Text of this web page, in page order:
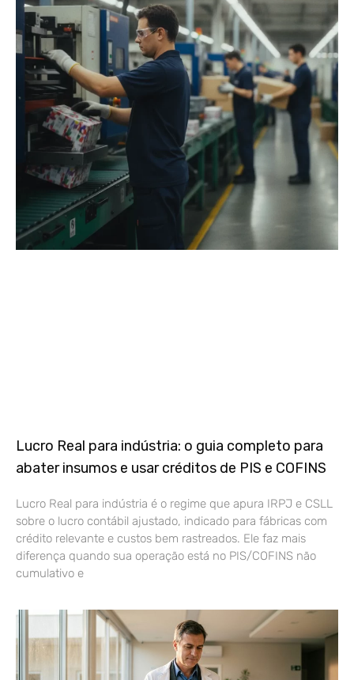
Lucro Real para indústria: o guia completo para
abater insumos e usar créditos de PIS e COFINS
Lucro Real para indústria é o regime que apura IRPJ e CSLL
sobre o lucro contábil ajustado, indicado para fábricas com
crédito relevante e custos bem rastreados. Ele faz mais
diferença quando sua operação está no PIS/COFINS não
cumulativo e